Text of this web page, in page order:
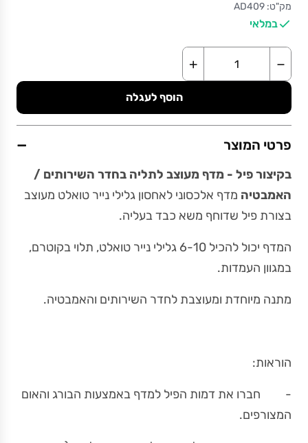
מק"ט: AD409
במלאי
−
+
הוסף לעגלה
פרטי המוצר −
בקיצור פיל - מדף מעוצב לתליה בחדר השירותים /
האמבטיה מדף אלכסוני לאחסון גלילי נייר טואלט מעוצב
בצורת פיל שדוחף משא כבד בעליה.
המדף יכול להכיל 6-10 גלילי נייר טואלט, תלוי בקוטרם,
במגוון העמדות.
מתנה מיוחדת ומעוצבת לחדר השירותים והאמבטיה.
הוראות:
- חברו את דמות הפיל למדף באמצעות הבורג והאום
המצורפים.